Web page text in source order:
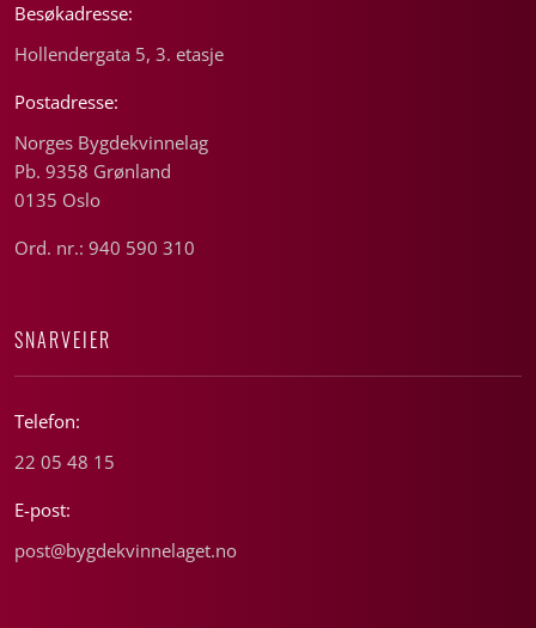
Besøkadresse:
Hollendergata 5, 3. etasje
Postadresse:
Norges Bygdekvinnelag
Pb. 9358 Grønland
0135 Oslo
Ord. nr.: 940 590 310
SNARVEIER
Telefon:
22 05 48 15
E-post:
post@bygdekvinnelaget.no